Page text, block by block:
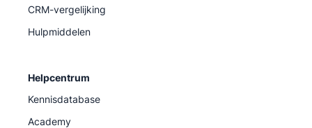
CRM-vergelijking
Hulpmiddelen
Helpcentrum
Kennisdatabase
Academy